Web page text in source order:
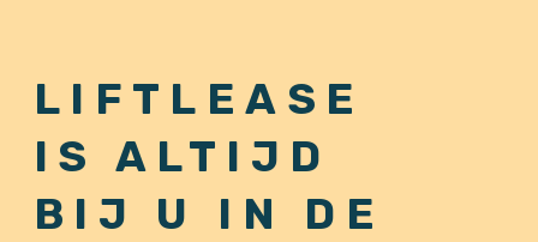
LIFTLEASE
IS ALTIJD
BIJ U IN DE